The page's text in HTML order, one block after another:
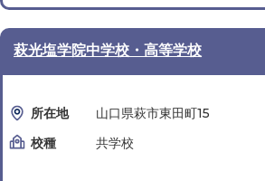
萩光塩学院中学校・高等学校
所在地
山口県萩市東田町15
校種
共学校